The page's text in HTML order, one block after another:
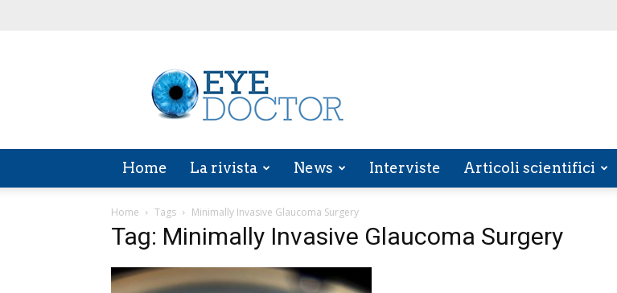
EYE
DOCTOR
Home La rivista News Interviste Articoli scientifici
Home Tags Minimally Invasive Glaucoma Surgery
Tag: Minimally Invasive Glaucoma Surgery